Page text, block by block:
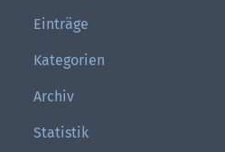
Einträge
Kategorien
Archiv
Statistik